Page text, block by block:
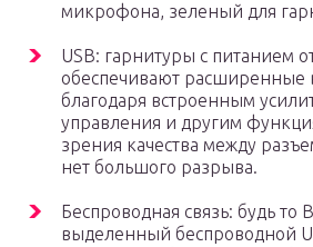
микрофона, зеленый для
USB: гарнитуры с питанием
обеспечивают расширенные
благодаря встроенным
управления и другим
зрения качества между
нет большого разрыва.
Беспроводная связь: будь то
выделенный беспроводной